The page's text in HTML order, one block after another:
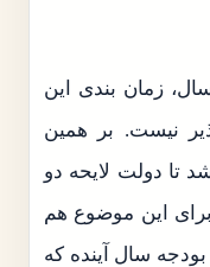
زمان بندی این
نیست. بر همین
تا دولت لایحه دو
این موضوع هم
سال آینده که